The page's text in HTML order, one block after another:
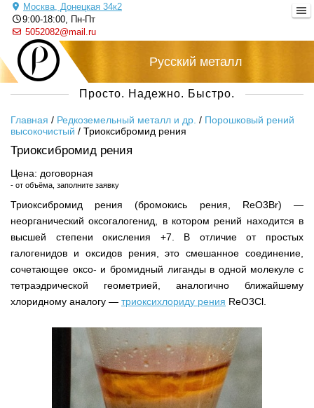
Москва, Донецкая 34к2
9:00-18:00, Пн-Пт
5052082@mail.ru
Русский металл
Просто. Надежно. Быстро.
Главная / Редкоземельный металл и др. / Порошковый рений
высокочистый / Триоксибромид рения
Триоксибромид рения
Цена: договорная
- от объёма, заполните заявку
Триоксибромид рения (бромокись рения, ReO3Br) —
неорганический оксогалогенид, в котором рений находится в
высшей степени окисления +7. В отличие от простых
галогенидов и оксидов рения, это смешанное соединение,
сочетающее оксо- и бромидный лиганды в одной молекуле с
тетраэдрической геометрией, аналогично ближайшему
хлоридному аналогу — триоксихлориду рения ReO3Cl.